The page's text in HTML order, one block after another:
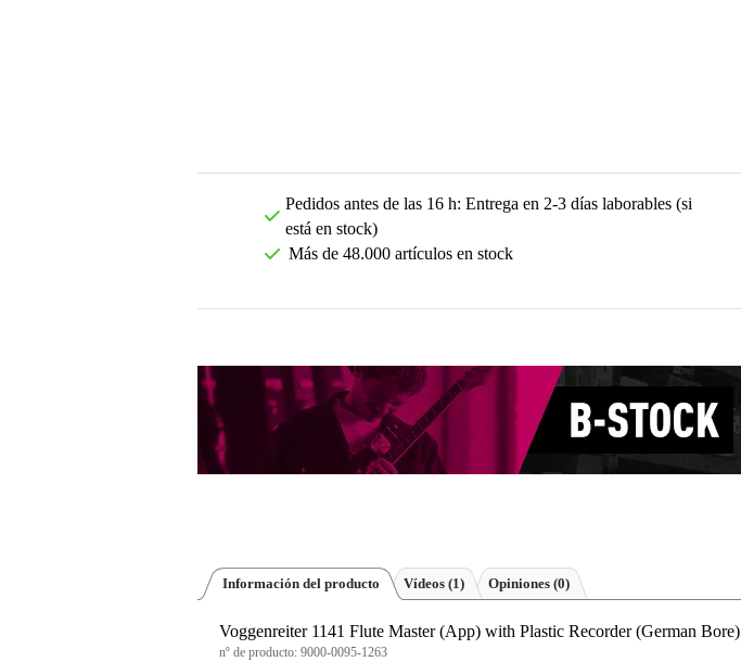
Pedidos antes de las 16 h: Entrega en 2-3 días laborables (si
está en stock)
Más de 48.000 artículos en stock
Información del producto Vídeos (1) Opiniones (0)
Voggenreiter 1141 Flute Master (App) with Plastic Recorder (German Bore)
nº de producto: 9000-0095-1263